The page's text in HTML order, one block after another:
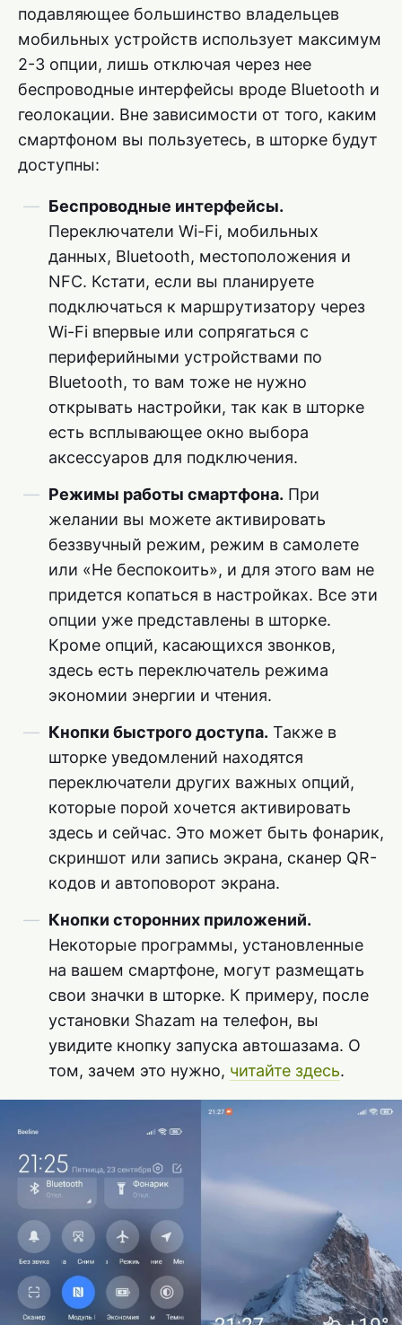
подавляющее большинство владельцев
мобильных устройств использует максимум
2-3 опции, лишь отключая через нее
беспроводные интерфейсы вроде Bluetooth и
геолокации. Вне зависимости от того, каким
смартфоном вы пользуетесь, в шторке будут
доступны:
Беспроводные интерфейсы.
Переключатели Wi-Fi, мобильных
данных, Bluetooth, местоположения и
NFC. Кстати, если вы планируете
подключаться к маршрутизатору через
Wi-Fi впервые или сопрягаться с
периферийными устройствами по
Bluetooth, то вам тоже не нужно
открывать настройки, так как в шторке
есть всплывающее окно выбора
аксессуаров для подключения.
Режимы работы смартфона. При
желании вы можете активировать
беззвучный режим, режим в самолете
или «Не беспокоить», и для этого вам не
придется копаться в настройках. Все эти
опции уже представлены в шторке.
Кроме опций, касающихся звонков,
здесь есть переключатель режима
экономии энергии и чтения.
Кнопки быстрого доступа. Также в
шторке уведомлений находятся
переключатели других важных опций,
которые порой хочется активировать
здесь и сейчас. Это может быть фонарик,
скриншот или запись экрана, сканер QR-
кодов и автоповорот экрана.
Кнопки сторонних приложений.
Некоторые программы, установленные
на вашем смартфоне, могут размещать
свои значки в шторке. К примеру, после
установки Shazam на телефон, вы
увидите кнопку запуска автошазама. О
том, зачем это нужно, читайте здесь.